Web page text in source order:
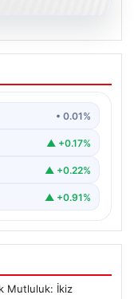
Son
depremlerle
• 0.01%
▲ +0.17%
▲ +0.22%
▲ +0.91%
Mutluluk: İkiz